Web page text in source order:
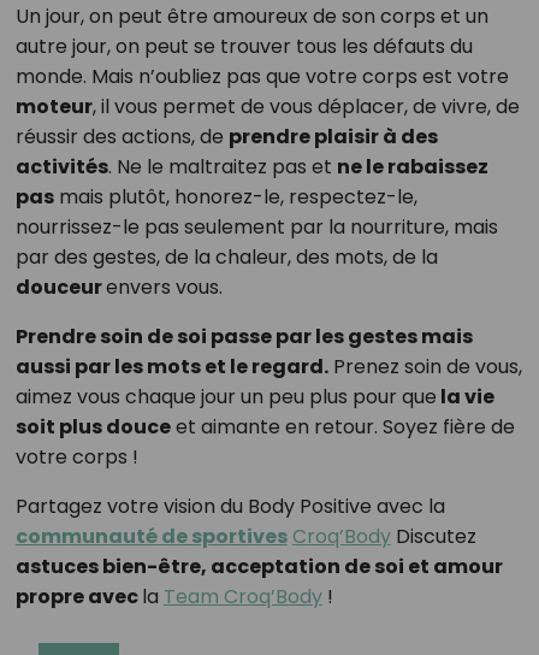
Un jour, on peut être amoureux de son corps et un
autre jour, on peut se trouver tous les défauts du
monde. Mais n’oubliez pas que votre corps est votre
moteur, il vous permet de vous déplacer, de vivre, de
réussir des actions, de prendre plaisir à des
activités. Ne le maltraitez pas et ne le rabaissez
pasmais plutôt, honorez-le, respectez-le,
nourrissez-le pas seulement par la nourriture, mais
par des gestes, de la chaleur, des mots, de la
douceurenvers vous.
Prendre soin de soi passe par les gestes mais
aussi par les mots et le regard.Prenez soin de vous,
aimez vous chaque jour un peu plus pour que la vie
soit plus douceet aimante en retour. Soyez fière de
votre corps !
Partagez votre vision du Body Positive avec la
communauté de sportivesCroq’BodyDiscutez
astuces bien-être, acceptation de soi et amour
propre avecla Team Croq’Body!